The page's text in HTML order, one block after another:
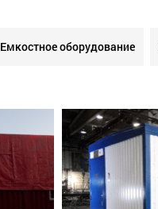
Емкостное оборудование